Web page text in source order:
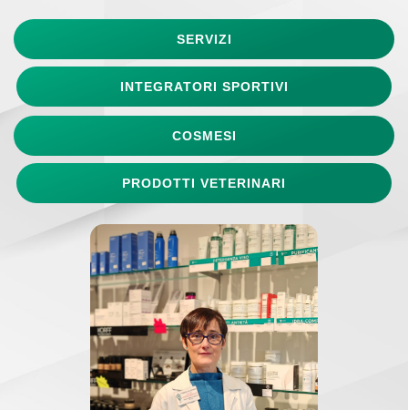
SERVIZI
INTEGRATORI SPORTIVI
COSMESI
PRODOTTI VETERINARI